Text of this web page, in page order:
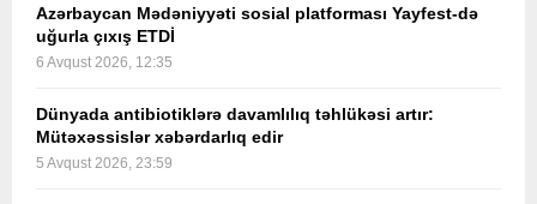
Azərbaycan Mədəniyyəti sosial platforması Yayfest-də
uğurla çıxış ETDİ
6 Avqust 2026, 12:35
Dünyada antibiotiklərə davamlılıq təhlükəsi artır:
Mütəxəssislər xəbərdarlıq edir
5 Avqust 2026, 23:59